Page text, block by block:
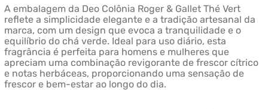
A embalagem da Deo Colônia Roger & Gallet Thé Vert
reflete a simplicidade elegante e a tradição artesanal da
marca, com um design que evoca a tranquilidade e o
equilíbrio do chá verde. Ideal para uso diário, esta
fragrância é perfeita para homens e mulheres que
apreciam uma combinação revigorante de frescor cítrico
e notas herbáceas, proporcionando uma sensação de
frescor e bem-estar ao longo do dia.